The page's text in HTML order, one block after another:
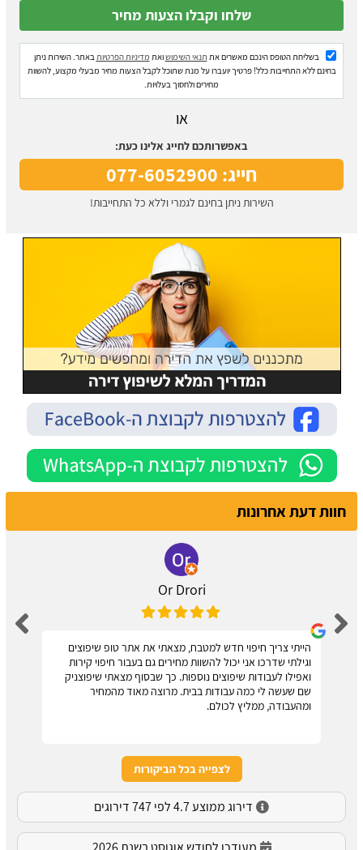
בשליחת הטופס הינכם מאשרים את תנאי השימושואת מדיניות הפרטיות באתר. השירות ניתן
בחינם ללא התחייבות כלל! פרטיך יועברו על מנת שתוכל לקבל הצעות מחיר מבעלי מקצוע, להשוות
מחירים ולחסוך בעלויות.
או
באפשרותכם לחייג אלינו כעת:
חייג: 077-6052900
השירות ניתן בחינם לגמרי וללא כל התחייבות!
חוות דעת אחרונות
Or Drori
הייתי צריך חיפוי חדש למטבח, מצאתי את אתר טופ שיפוצים
וגילתי שדרכו אני יכול להשוות מחירים גם בעבור חיפוי קירות
ואפילו לעבודות שיפוצים נוספות. כך שבסוף מצאתי שיפוצניק
שם שעשה לי כמה עבודות בבית. מרוצה מאוד מהמחיר
ומהעבודה, ממליץ לכולם.
לצפייה בכל הביקורות
דירוג ממוצע 4.7 לפי 747 דירוגים